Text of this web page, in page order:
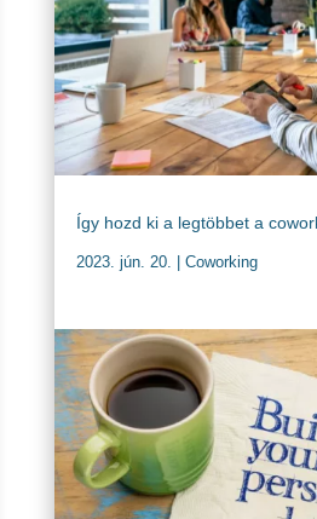
Így hozd ki a legtöbbet a
2023. jún. 20. | Coworking